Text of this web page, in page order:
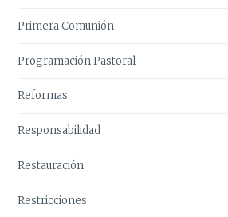
Primera Comunión
Programación Pastoral
Reformas
Responsabilidad
Restauración
Restricciones